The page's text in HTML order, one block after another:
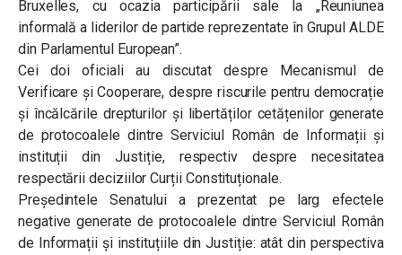
Bruxelles, cu ocazia participării sale la „Reuniunea
informală a liderilor de partide reprezentate în Grupul ALDE
din Parlamentul European”.
Cei doi oficiali au discutat despre Mecanismul de
Verificare și Cooperare, despre riscurile pentru democrație
și încălcările drepturilor și libertăților cetățenilor generate
de protocoalele dintre Serviciul Român de Informații și
instituții din Justiție, respectiv despre necesitatea
respectării deciziilor Curții Constituționale.
Președintele Senatului a prezentat pe larg efectele
negative generate de protocoalele dintre Serviciul Român
de Informații și instituțiile din Justiție: atât din perspectiva